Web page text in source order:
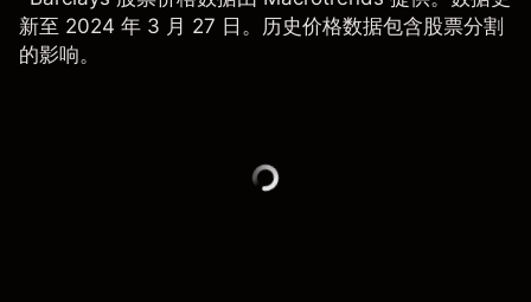
新至 2024 年 3 月 27 日。历史价格数据包含股票分割
的影响。